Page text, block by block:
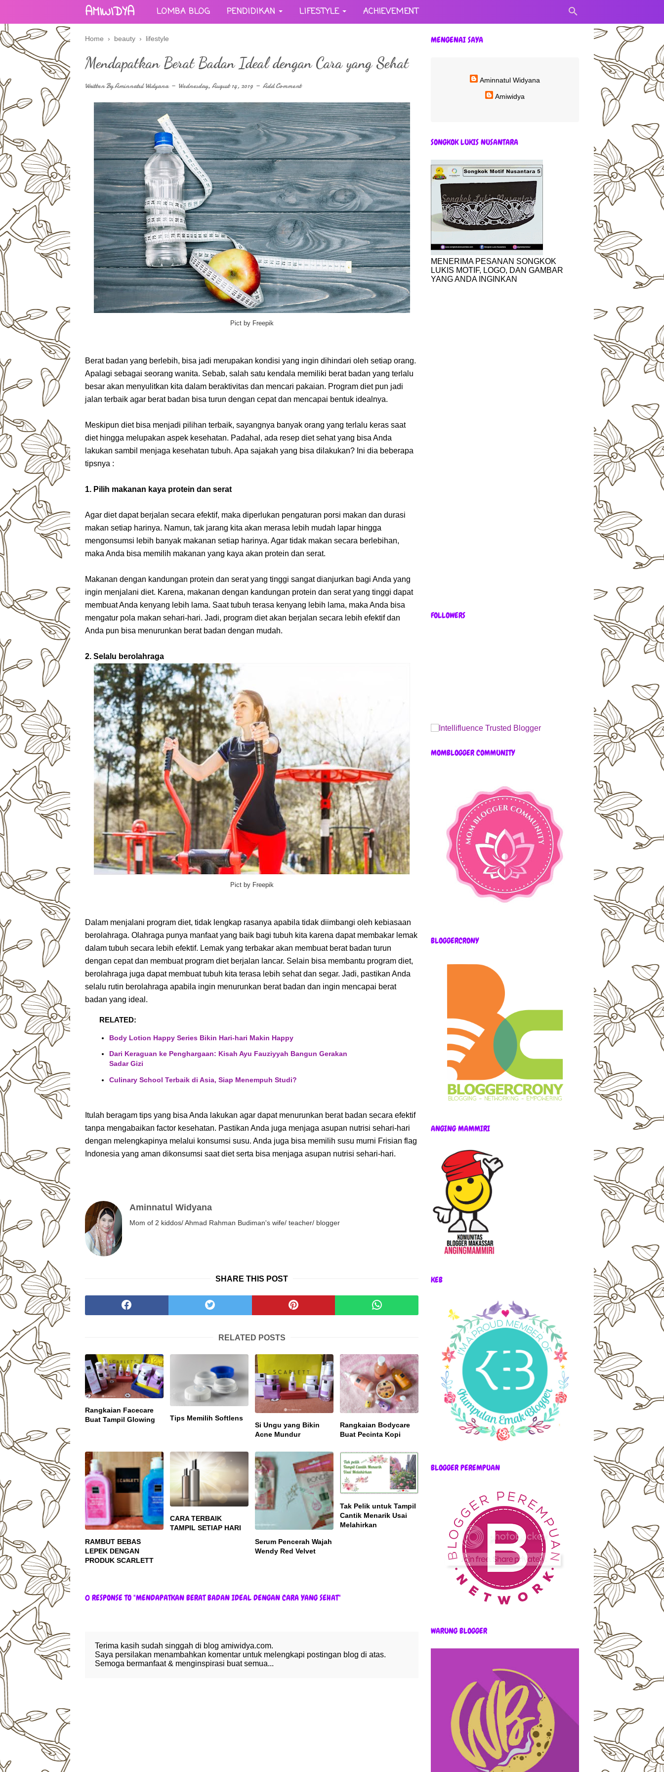
AMIWIDYA LOMBA BLOG PENDIDIKAN LIFESTYLE ACHIEVEMENT
Home › beauty › lifestyle
Mendapatkan Berat Badan Ideal dengan Cara yang Sehat
Written ByAminnatul Widyana Wednesday, August 14, 2019 Add Comment
Pict by Freepik
Berat badan yang berlebih, bisa jadi merupakan kondisi yang ingin dihindari oleh setiap orang.
Apalagi sebagai seorang wanita. Sebab, salah satu kendala memiliki berat badan yang terlalu
besar akan menyulitkan kita dalam beraktivitas dan mencari pakaian. Program diet pun jadi
jalan terbaik agar berat badan bisa turun dengan cepat dan mencapai bentuk idealnya.
Meskipun diet bisa menjadi pilihan terbaik, sayangnya banyak orang yang terlalu keras saat
diet hingga melupakan aspek kesehatan. Padahal, ada resep diet sehat yang bisa Anda
lakukan sambil menjaga kesehatan tubuh. Apa sajakah yang bisa dilakukan? Ini dia beberapa
tipsnya :
1. Pilih makanan kaya protein dan serat
Agar diet dapat berjalan secara efektif, maka diperlukan pengaturan porsi makan dan durasi
makan setiap harinya. Namun, tak jarang kita akan merasa lebih mudah lapar hingga
mengonsumsi lebih banyak makanan setiap harinya. Agar tidak makan secara berlebihan,
maka Anda bisa memilih makanan yang kaya akan protein dan serat.
Makanan dengan kandungan protein dan serat yang tinggi sangat dianjurkan bagi Anda yang
ingin menjalani diet. Karena, makanan dengan kandungan protein dan serat yang tinggi dapat
membuat Anda kenyang lebih lama. Saat tubuh terasa kenyang lebih lama, maka Anda bisa
mengatur pola makan sehari-hari. Jadi, program diet akan berjalan secara lebih efektif dan
Anda pun bisa menurunkan berat badan dengan mudah.
2. Selalu berolahraga
Pict by Freepik
Dalam menjalani program diet, tidak lengkap rasanya apabila tidak diimbangi oleh kebiasaan
berolahraga. Olahraga punya manfaat yang baik bagi tubuh kita karena dapat membakar lemak
dalam tubuh secara lebih efektif. Lemak yang terbakar akan membuat berat badan turun
dengan cepat dan membuat program diet berjalan lancar. Selain bisa membantu program diet,
berolahraga juga dapat membuat tubuh kita terasa lebih sehat dan segar. Jadi, pastikan Anda
selalu rutin berolahraga apabila ingin menurunkan berat badan dan ingin mencapai berat
badan yang ideal.
RELATED:
Body Lotion Happy Series Bikin Hari-hari Makin Happy
Dari Keraguan ke Penghargaan: Kisah Ayu Fauziyyah Bangun Gerakan
Sadar Gizi
Culinary School Terbaik di Asia, Siap Menempuh Studi?
Itulah beragam tips yang bisa Anda lakukan agar dapat menurunkan berat badan secara efektif
tanpa mengabaikan factor kesehatan. Pastikan Anda juga menjaga asupan nutrisi sehari-hari
dengan melengkapinya melalui konsumsi susu. Anda juga bisa memilih susu murni Frisian flag
Indonesia yang aman dikonsumsi saat diet serta bisa menjaga asupan nutrisi sehari-hari.
Aminnatul Widyana
Mom of 2 kiddos/ Ahmad Rahman Budiman's wife/ teacher/ blogger
SHARE THIS POST
RELATED POSTS
Rangkaian Facecare
Buat Tampil Glowing
Tips Memilih Softlens
Si Ungu yang Bikin
Acne Mundur
Rangkaian Bodycare
Buat Pecinta Kopi
RAMBUT BEBAS
LEPEK DENGAN
PRODUK SCARLETT
CARA TERBAIK
TAMPIL SETIAP HARI
Serum Pencerah Wajah
Wendy Red Velvet
Tak Pelik untuk Tampil
Cantik Menarik Usai
Melahirkan
0 RESPONSE TO "MENDAPATKAN BERAT BADAN IDEAL DENGAN CARA YANG SEHAT"
Terima kasih sudah singgah di blog amiwidya.com.
Saya persilakan menambahkan komentar untuk melengkapi postingan blog di atas.
Semoga bermanfaat & menginspirasi buat semua...
MENGENAI SAYA
Aminnatul Widyana
Amiwidya
SONGKOK LUKIS NUSANTARA
MENERIMA PESANAN SONGKOK
LUKIS MOTIF, LOGO, DAN GAMBAR
YANG ANDA INGINKAN
FOLLOWERS
MOMBLOGGER COMMUNITY
BLOGGERCRONY
ANGING MAMMIRI
KEB
BLOGGER PEREMPUAN
WARUNG BLOGGER